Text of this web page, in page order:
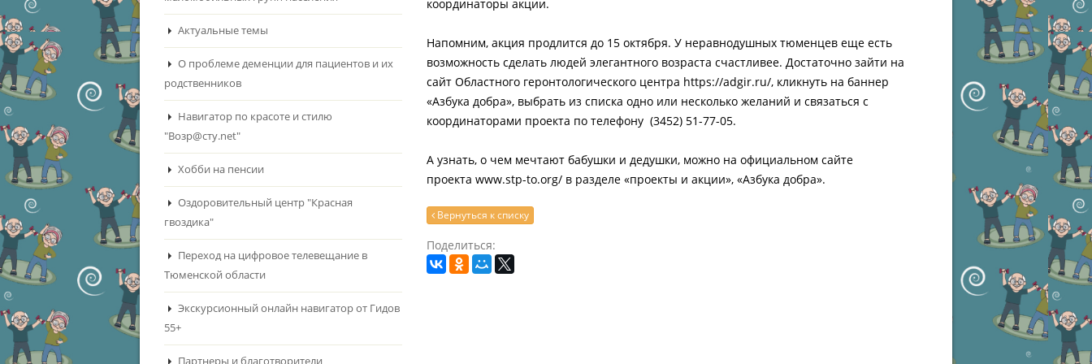
Актуальные темы
О проблеме деменции для пациентов и их
родственников
Навигатор по красоте и стилю
"Возр@сту.net"
Хобби на пенсии
Оздоровительный центр "Красная
гвоздика"
Переход на цифровое телевещание в
Тюменской области
Экскурсионный онлайн навигатор от Гидов
55+
Партнеры и благотворители
координаторы акции.
Напомним, акция продлится до 15 октября. У неравнодушных тюменцев еще есть
возможность сделать людей элегантного возраста счастливее. Достаточно зайти на
сайт Областного геронтологического центра https://adgir.ru/, кликнуть на баннер
«Азбука добра», выбрать из списка одно или несколько желаний и связаться с
координаторами проекта по телефону (3452) 51-77-05.
А узнать, о чем мечтают бабушки и дедушки, можно на официальном сайте
проектаwww.stp-to.org/ в разделе «проекты и акции», «Азбука добра».
Вернуться к списку
Поделиться: